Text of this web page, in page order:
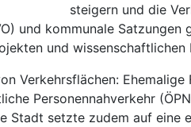
steigern und die
und kommunale
und
Verkehrsflächen:
Personennahverkehr
setzte zudem auf eine